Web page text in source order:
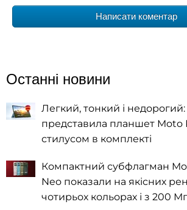
Написати коментар
Останні новини
Легкий, тонкий і
представила планшет Moto
стилусом в комплекті
Компактний субфлагман
Neo показали на якісних
чотирьох кольорах і з 200